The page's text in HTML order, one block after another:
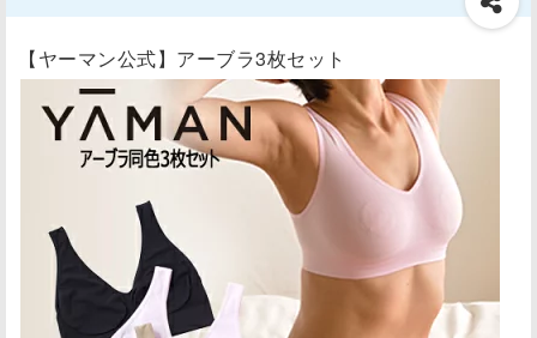
【ヤーマン公式】アーブラ3枚セット